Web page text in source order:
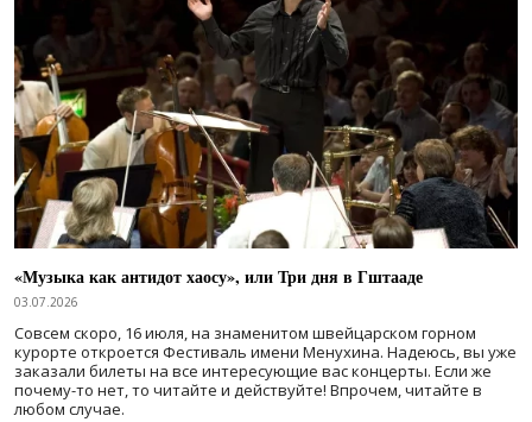
«Музыка как антидот хаосу», или Три дня в Гштааде
03.07.2026
Совсем скоро, 16 июля, на знаменитом швейцарском горном
курорте откроется Фестиваль имени Менухина. Надеюсь, вы уже
заказали билеты на все интересующие вас концерты. Если же
почему-то нет, то читайте и действуйте! Впрочем, читайте в
любом случае.